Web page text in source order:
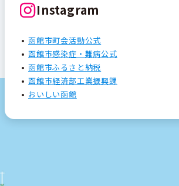
Instagram
函館市町会活動公式
函館市感染症・難病公式
函館市ふるさと納税
函館市経済部工業振興課
おいしい函館